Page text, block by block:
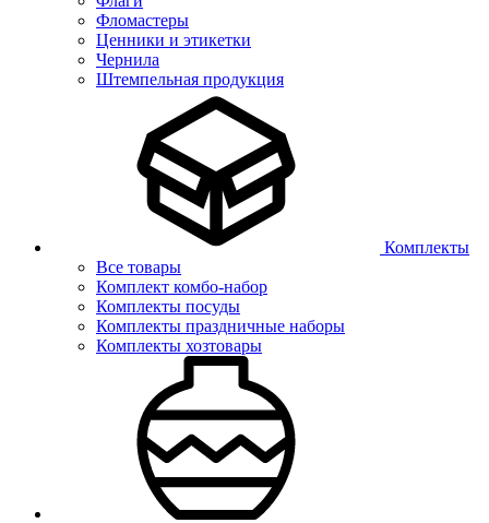
Фломастеры
Ценники и этикетки
Чернила
Штемпельная продукция
Комплекты
Все товары
Комплект комбо-набор
Комплекты посуды
Комплекты праздничные наборы
Комплекты хозтовары